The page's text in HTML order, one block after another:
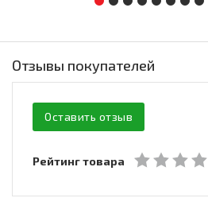
Отзывы покупателей
Оставить отзыв
Рейтинг товара